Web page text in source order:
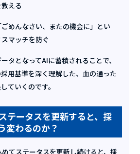
える
ごめんなさい、またの機会に」とい
マッチを防ぐ
タとなってAIに蓄積されることで、
用基準を深く理解した、血の通った
ていくのです。
テータスを更新すると、採
変わるのか？
てステータスを更新し続けると、採